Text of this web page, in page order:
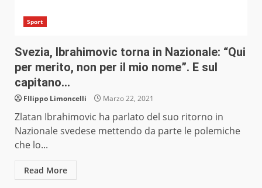
Sport
Svezia, Ibrahimovic torna in Nazionale: “Qui
per merito, non per il mio nome”. E sul
capitano…
FIlippo Limoncelli Marzo 22, 2021
Zlatan Ibrahimovic ha parlato del suo ritorno in
Nazionale svedese mettendo da parte le polemiche
che lo...
Read More